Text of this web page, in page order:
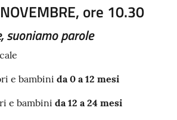
ore 10.30
suoniamo parole
e bambini da 0 a 12 mesi
e bambini da 12 a 24 mesi